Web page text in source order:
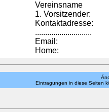
Vereinsname
1. Vorsitzender:
Kontaktadresse:
............................
Email:
Home:
Eintragungen in diese Seiten